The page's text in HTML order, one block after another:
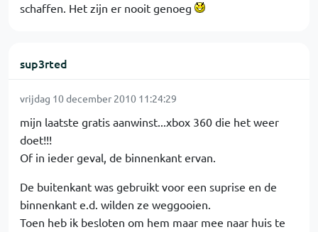
schaffen. Het zijn er nooit genoeg
sup3rted
vrijdag 10 december 2010 11:24:29
mijn laatste gratis aanwinst...xbox 360 die het weer
doet!!!
Of in ieder geval, de binnenkant ervan.
De buitenkant was gebruikt voor een suprise en de
binnenkant e.d. wilden ze weggooien.
Toen heb ik besloten om hem maar mee naar huis te